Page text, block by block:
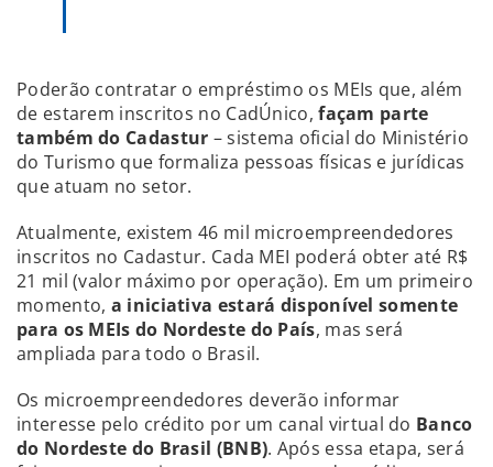
Poderão contratar o empréstimo os MEIs que, além
de estarem inscritos no CadÚnico,façam parte
também do Cadastur – sistema oficial do Ministério
do Turismo que formaliza pessoas físicas e jurídicas
que atuam no setor.
Atualmente, existem 46 mil microempreendedores
inscritos no Cadastur. Cada MEI poderá obter até R$
21 mil (valor máximo por operação). Em um primeiro
momento, a iniciativa estará disponível somente
para os MEIs do Nordeste do País, mas será
ampliada para todo o Brasil.
Os microempreendedores deverão informar
interesse pelo crédito por um canal virtual do Banco
do Nordeste do Brasil (BNB). Após essa etapa, será